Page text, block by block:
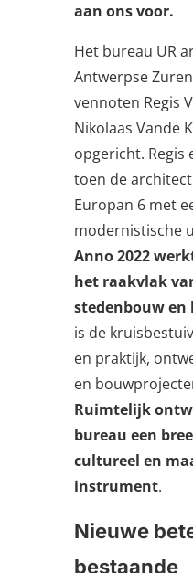
aan ons voor.
Het bureau UR
Antwerpse
vennoten Regis
Nikolaas Vande
opgericht. Regis
toen de
Europan 6 met
modernistische
Anno 2022
het raakvlak
stedenbouw en
is de
en praktijk,
en
Ruimtelijk
bureau een
cultureel en
instrument.
Nieuwe
bestaande